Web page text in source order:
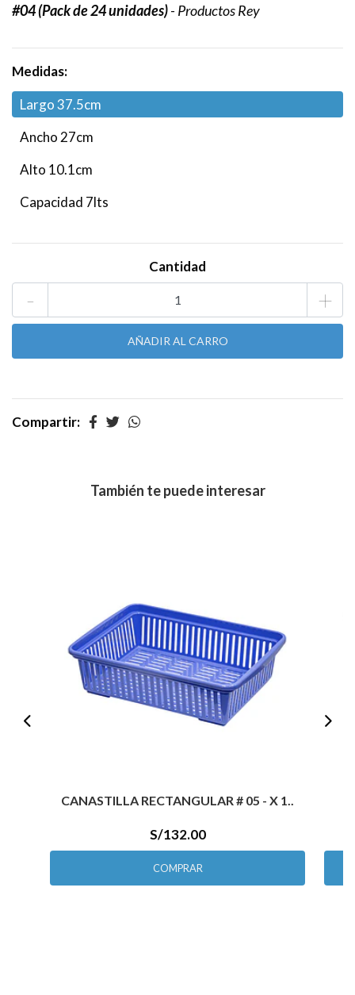
#04 (Pack de 24 unidades)- Productos Rey
Medidas:
Largo 37.5cm
Ancho 27cm
Alto 10.1cm
Capacidad 7lts
Cantidad
- +
Compartir:
También te puede interesar
CANASTILLA RECTANGULAR # 05 - X 1..
S/132.00
COMPRAR